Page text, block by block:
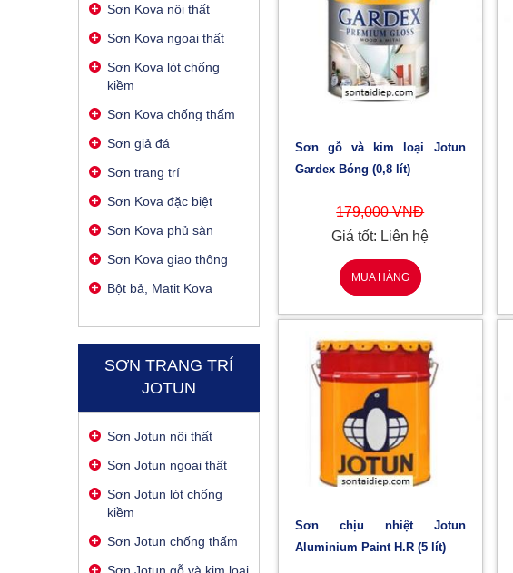
Sơn Kova nội thất
Sơn Kova ngoại thất
Sơn Kova lót chống
kiềm
Sơn Kova chống thấm
Sơn giả đá
Sơn trang trí
Sơn Kova đặc biệt
Sơn Kova phủ sàn
Sơn Kova giao thông
Bột bả, Matit Kova
SƠN TRANG TRÍ
JOTUN
Sơn Jotun nội thất
Sơn Jotun ngoại thất
Sơn Jotun lót chống
kiềm
Sơn Jotun chống thấm
Sơn gỗ và kim loại Jotun
Gardex Bóng (0,8 lít)
179,000 VNĐ
Giá tốt: Liên hệ
MUA HÀNG
Sơn chịu nhiệt Jotun
Aluminium Paint H.R (5 lít)